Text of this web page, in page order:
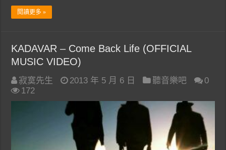
閱讀更多 »
KADAVAR – Come Back Life (OFFICIAL
MUSIC VIDEO)
寂寞先生 2013 年 5 月 6 日 聽音樂吧
0
172